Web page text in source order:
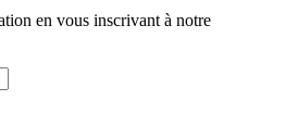
en vous inscrivant à notre